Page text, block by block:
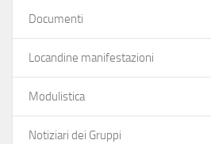
Documenti
Locandine manifestazioni
Modulistica
Notiziari dei Gruppi